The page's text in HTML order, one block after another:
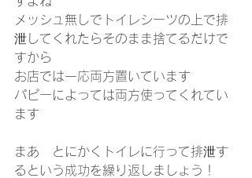
メッシュ無しでトイレシーツの上で排
泄してくれたらそのまま捨てるだけで
すから
お店では一応両方置いています
パピーによっては両方使ってくれてい
ます
まあ　とにかくトイレに行って排泄す
るという成功を繰り返しましょう！